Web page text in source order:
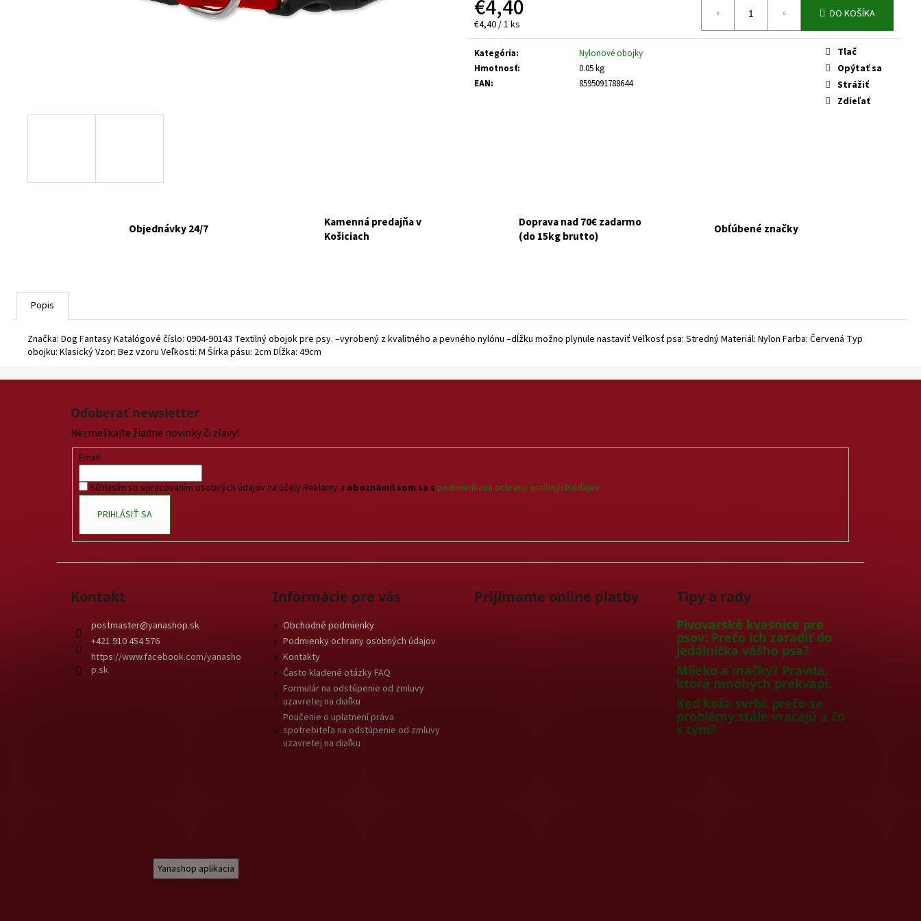
€4,40
Jednotková
cena:
€4,40 / 1 ks
DO KOŠÍKA
Kategória:
Nylonové obojky
Hmotnosť:
0.05 kg
EAN: 8595091788644
Tlač
Opýtať sa
Strážiť
Zdieľať
Objednávky 24/7
Kamenná predajňa v
Košiciach
Doprava nad 70€ zadarmo
(do 15kg brutto)
Obľúbené značky
Popis
Značka: Dog Fantasy Katalógové číslo: 0904-90143 Textilný obojok pre psy. –vyrobený z kvalitného a pevného nylónu –dĺžku možno plynule nastaviť Veľkosť psa: Stredný Materiál: Nylon Farba: Červená Typ
obojku: Klasický Vzor: Bez vzoru Veľkosti: M Šírka pásu: 2cm Dĺžka: 49cm
Z
Odoberať newsletter
Nezmeškajte žiadne novinky či zľavy!
Email
Súhlasím so spracovaním osobných údajov na účely Reklamy a oboznámil som sa s podmienkami ochrany osobných údajov
PRIHLÁSIŤ SA
Kontakt
postmaster@yanashop.sk
+421 910 454 576
https://www.facebook.com/yanasho
p.sk
Informácie pre vás
Obchodné podmienky
Podmienky ochrany osobných údajov
Kontakty
Často kladené otázky FAQ
Formulár na odstúpenie od zmluvy
uzavretej na diaľku
Poučenie o uplatnení práva
spotrebiteľa na odstúpenie od zmluvy
uzavretej na diaľku
Prijímame online platby Tipy a rady
Pivovarské kvasnice pre
psov: Prečo ich zaradiť do
jedálnička vášho psa?
Mlieko a mačky? Pravda,
ktorá mnohých prekvapí.
Keď koža svrbí: prečo sa
problémy stále vracajú a čo
s tým?
Yanashop aplikacia